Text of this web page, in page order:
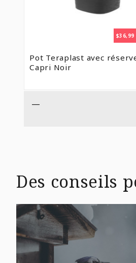
$36,99
Pot Teraplast avec
Capri Noir
—
Des conseils